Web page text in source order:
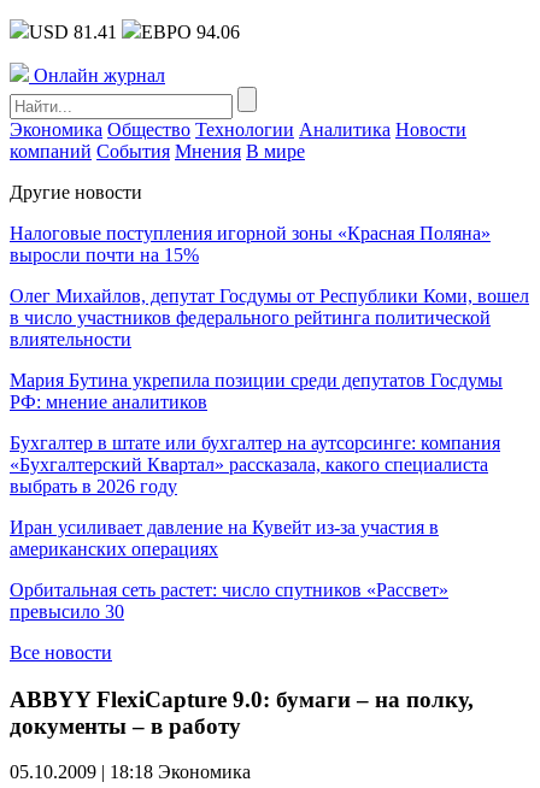
USD 81.41 ЕВРО 94.06
Онлайн журнал
Экономика Общество Технологии Аналитика Новости
компаний События Мнения В мире
Другие новости
Налоговые поступления игорной зоны «Красная Поляна»
выросли почти на 15%
Олег Михайлов, депутат Госдумы от Республики Коми, вошел
в число участников федерального рейтинга политической
влиятельности
Мария Бутина укрепила позиции среди депутатов Госдумы
РФ: мнение аналитиков
Бухгалтер в штате или бухгалтер на аутсорсинге: компания
«Бухгалтерский Квартал» рассказала, какого специалиста
выбрать в 2026 году
Иран усиливает давление на Кувейт из-за участия в
американских операциях
Орбитальная сеть растет: число спутников «Рассвет»
превысило 30
Все новости
ABBYY FlexiCapture 9.0: бумаги – на полку,
документы – в работу
05.10.2009 | 18:18 Экономика